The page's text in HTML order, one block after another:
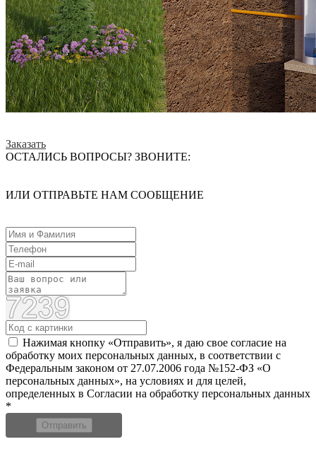
Заказать
ОСТАЛИСЬ ВОПРОСЫ? ЗВОНИТЕ:
ИЛИ ОТПРАВЬТЕ НАМ СООБЩЕНИЕ
Нажимая кнопку «Отправить», я даю свое согласие на
обработку моих персональных данных, в соответствии с
Федеральным законом от 27.07.2006 года №152-ФЗ «О
персональных данных», на условиях и для целей,
определенных в Согласии на обработку персональных данных
*
Отправить